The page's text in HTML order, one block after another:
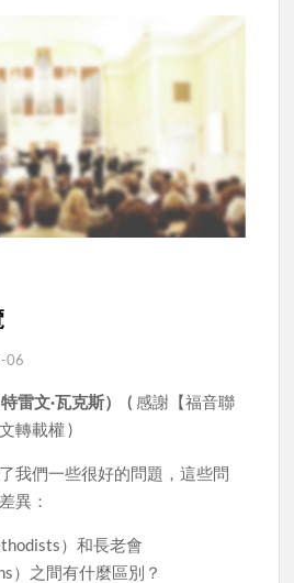
06
雷文·瓦克斯） ( 感謝【福音聯
轉載權 )
我們一些很好的問題，這些問
異：
）和長老會
）之間有什麼區別？